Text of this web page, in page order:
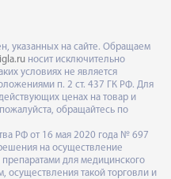
указанных на сайте. Обращаем
носит исключительно
условиях не является
п. 2 ст. 437 ГК РФ. Для
ценах на товар и
обращайтесь по
РФ от 16 мая 2020 года № 697
на осуществление
для медицинского
осуществления такой торговли и